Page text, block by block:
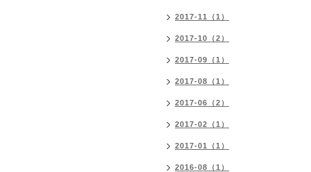
2017-11（1）
2017-10（2）
2017-09（1）
2017-08（1）
2017-06（2）
2017-02（1）
2017-01（1）
2016-08（1）